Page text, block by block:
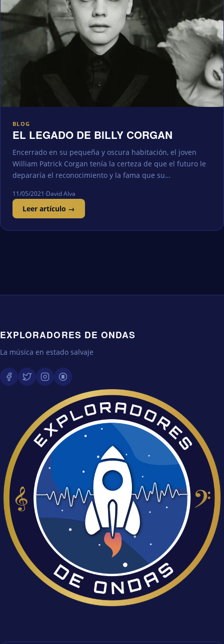
BLOG
EL LEGADO DE BILLY CORGAN
Encerrado en su pequeña y oscura habitación, el joven
William Patrick Corgan tenía la certeza de que el futuro le
depararía el reconocimiento y la fama que su…
11/05/2021·David Alva
Leer artículo →
EXPLORADORES DE ONDAS
La música en estado salvaje